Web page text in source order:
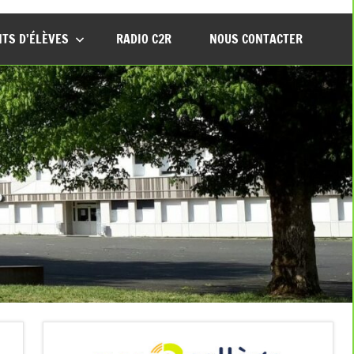
D’ÉLÈVES RADIO C2R NOUS CONTACTER